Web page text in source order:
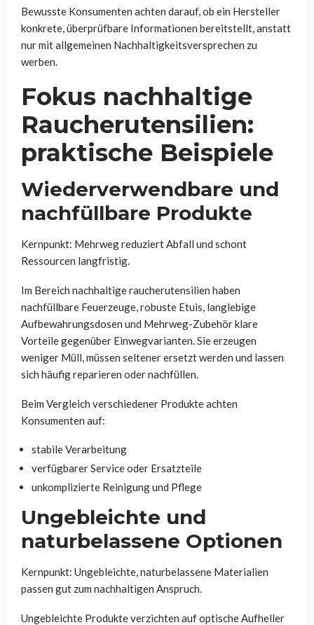
Bewusste Konsumenten achten darauf, ob ein Hersteller
konkrete, überprüfbare Informationen bereitstellt, anstatt
nur mit allgemeinen Nachhaltigkeitsversprechen zu
werben.
Fokus nachhaltige
Raucherutensilien:
praktische Beispiele
Wiederverwendbare und
nachfüllbare Produkte
Kernpunkt: Mehrweg reduziert Abfall und schont
Ressourcen langfristig.
Im Bereich nachhaltige raucherutensilien haben
nachfüllbare Feuerzeuge, robuste Etuis, langlebige
Aufbewahrungsdosen und Mehrweg-Zubehör klare
Vorteile gegenüber Einwegvarianten. Sie erzeugen
weniger Müll, müssen seltener ersetzt werden und lassen
sich häufig reparieren oder nachfüllen.
Beim Vergleich verschiedener Produkte achten
Konsumenten auf:
stabile Verarbeitung
verfügbarer Service oder Ersatzteile
unkomplizierte Reinigung und Pflege
Ungebleichte und
naturbelassene Optionen
Kernpunkt: Ungebleichte, naturbelassene Materialien
passen gut zum nachhaltigen Anspruch.
Ungebleichte Produkte verzichten auf optische Aufheller